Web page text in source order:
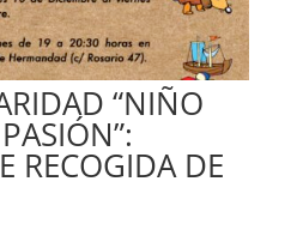
“NIÑO
RECOGIDA DE